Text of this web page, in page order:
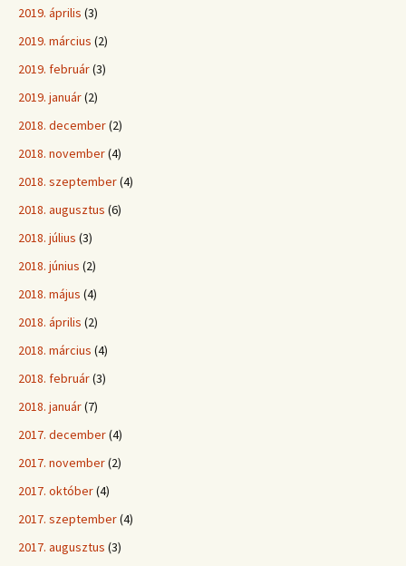
2019. április (3)
2019. március (2)
2019. február(3)
2019. január(2)
2018. december(2)
2018. november(4)
2018. szeptember(4)
2018. augusztus (6)
2018. július (3)
2018. június (2)
2018. május (4)
2018. április (2)
2018. március (4)
2018. február(3)
2018. január(7)
2017. december(4)
2017. november(2)
2017. október(4)
2017. szeptember(4)
2017. augusztus (3)